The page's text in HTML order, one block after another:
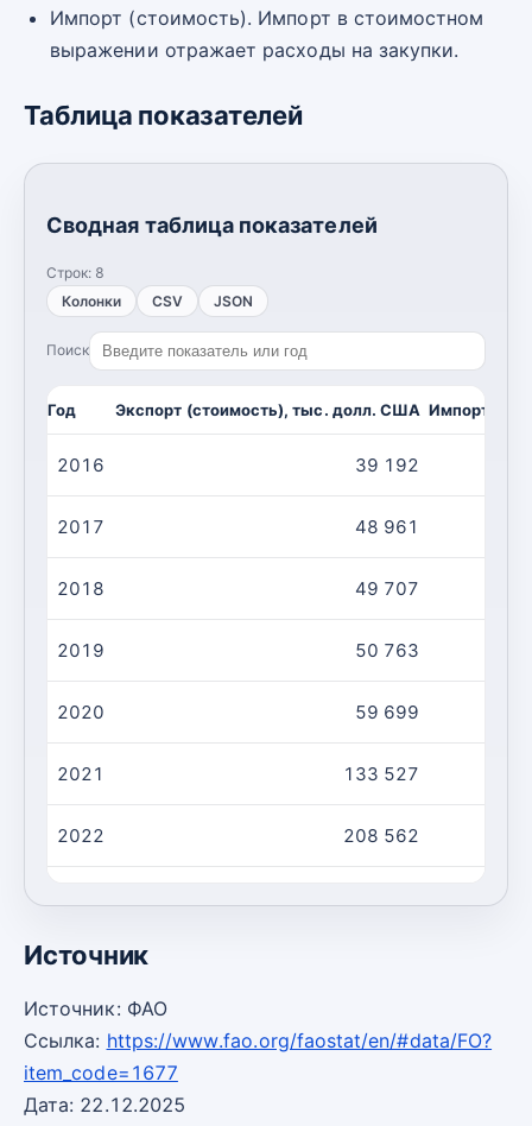
Импорт (стоимость). Импорт в стоимостном
выражении отражает расходы на закупки.
Таблица показателей
Сводная таблица показателей
Строк: 8
Колонки
CSV JSON
Поиск
Год Экспорт (стоимость), тыс. долл. США Импорт
2016 39 192
2017 48 961
2018 49 707
2019 50 763
2020 59 699
2021 133 527
2022 208 562
Источник
Источник: ФАО
Ссылка: https://www.fao.org/faostat/en/#data/FO?
item_code=1677
Дата: 22.12.2025